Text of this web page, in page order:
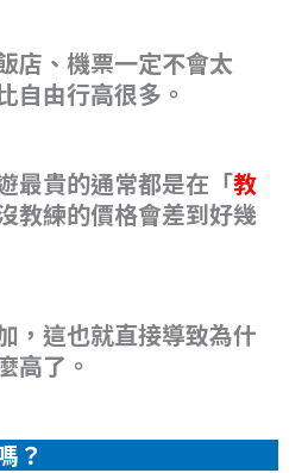
店、機票一定不會太
自由行高很多。
最貴的通常都是在「教
教練的價格會差到好幾
，這也就直接導致為什
高了。
？